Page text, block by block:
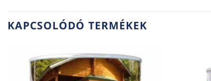
KAPCSOLÓDÓ TERMÉKEK